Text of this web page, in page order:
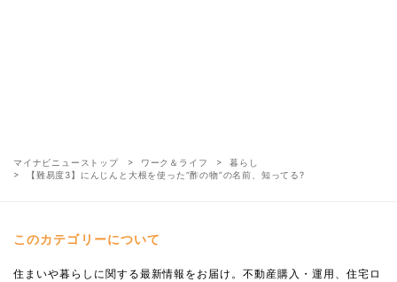
マイナビニューストップ ワーク＆ライフ
暮らし
【難易度3】にんじんと大根を使った“酢の物”の名前、知ってる?
このカテゴリーについて
住まいや暮らしに関する最新情報をお届け。不動産購入・運用、住宅ロ